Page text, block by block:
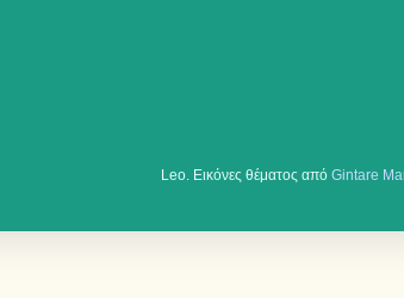
Leo. Εικόνες θέματος από Gintare